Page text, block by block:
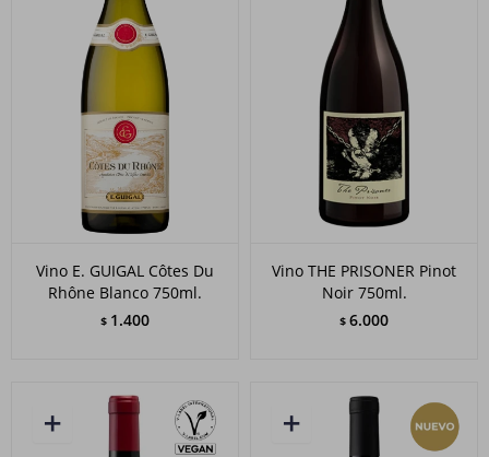
Vino E. GUIGAL Côtes Du
Rhône Blanco 750ml.
$ 1.400
Vino THE PRISONER Pinot
Noir 750ml.
$ 6.000